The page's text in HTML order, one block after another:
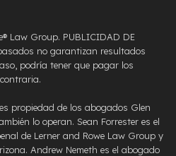
Law Group. PUBLICIDAD DE
​​no garantizan resultados
podría tener que pagar los
propiedad de los abogados Glen
lo operan. Sean Forrester es el
de Lerner and Rowe Law Group y
Andrew Nemeth es el abogado